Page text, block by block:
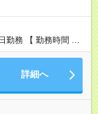
間 】
業ほとんどありま
詳細へ